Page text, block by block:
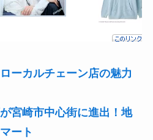
ーカルチェーン店の魅力
宮崎市中心街に進出！地
ート